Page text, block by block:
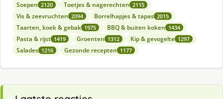
Soepen 2120 Toetjes & nagerechten 2115
Vis & zeevruchten 2094 Borrelhapjes & tapas 2015
Taarten, koek & gebak 1975 BBQ & buiten koken 1434
Pasta & rijst 1419 Groenten 1312 Kip & gevogelte 1297
Salades 1216 Gezonde recepten 1177